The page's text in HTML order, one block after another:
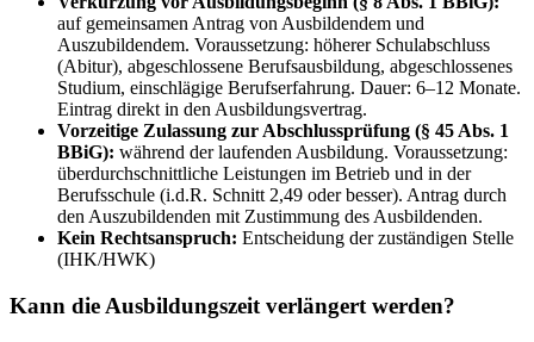
auf gemeinsamen Antrag von Ausbildendem und
Auszubildendem. Voraussetzung: höherer Schulabschluss
(Abitur), abgeschlossene Berufsausbildung, abgeschlossenes
Studium, einschlägige Berufserfahrung. Dauer: 6–12 Monate.
Eintrag direkt in den Ausbildungsvertrag.
Vorzeitige Zulassung zur Abschlussprüfung (§ 45 Abs. 1
BBiG): während der laufenden Ausbildung. Voraussetzung:
überdurchschnittliche Leistungen im Betrieb und in der
Berufsschule (i.d.R. Schnitt 2,49 oder besser). Antrag durch
den Auszubildenden mit Zustimmung des Ausbildenden.
Kein Rechtsanspruch: Entscheidung der zuständigen Stelle
(IHK/HWK)
Kann die Ausbildungszeit verlängert werden?